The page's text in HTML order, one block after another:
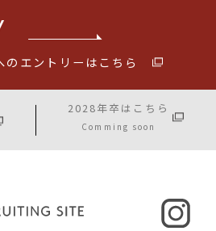
エントリーはこちら
2028年卒はこちら
Comming soon